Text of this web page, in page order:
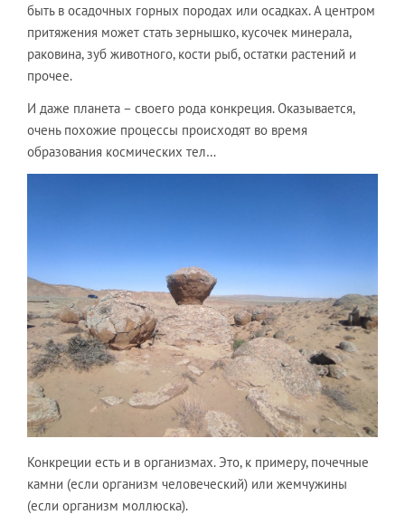
быть в осадочных горных породах или осадках. А центром
притяжения может стать зернышко, кусочек минерала,
раковина, зуб животного, кости рыб, остатки растений и
прочее.
И даже планета – своего рода конкреция. Оказывается,
очень похожие процессы происходят во время
образования космических тел…
Конкреции есть и в организмах. Это, к примеру, почечные
камни (если организм человеческий) или жемчужины
(если организм моллюска).